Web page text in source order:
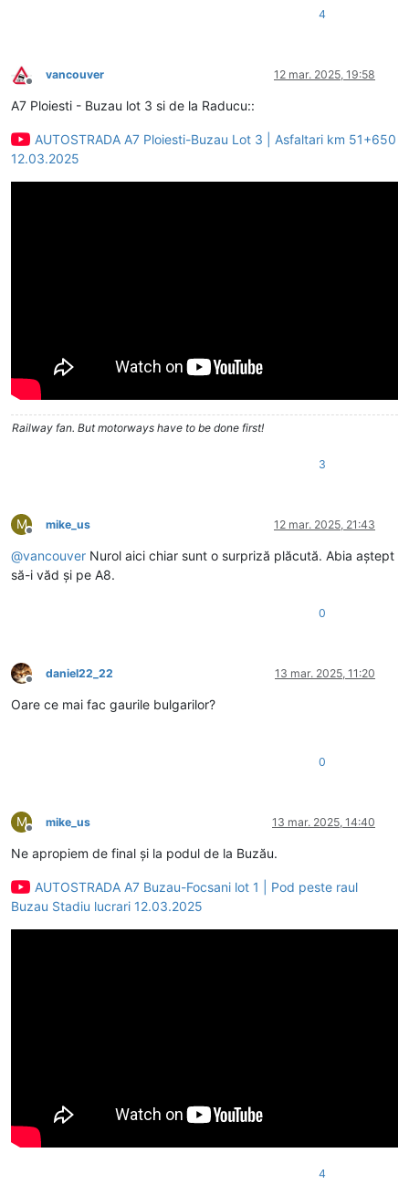
4
Deconectat
vancouver 12 mar. 2025, 19:58
A7 Ploiesti - Buzau lot 3 si de la Raducu::
AUTOSTRADA A7 Ploiesti-Buzau Lot 3 | Asfaltari km 51+650
12.03.2025
Railway fan. But motorways have to be done first!
3
M
Deconectat
mike_us 12 mar. 2025, 21:43
@vancouver Nurol aici chiar sunt o surpriză plăcută. Abia aștept
să-i văd și pe A8.
0
Deconectat
daniel22_22 13 mar. 2025, 11:20
Oare ce mai fac gaurile bulgarilor?
0
M
Deconectat
mike_us 13 mar. 2025, 14:40
Ne apropiem de final și la podul de la Buzău.
AUTOSTRADA A7 Buzau-Focsani lot 1 | Pod peste raul
Buzau Stadiu lucrari 12.03.2025
4